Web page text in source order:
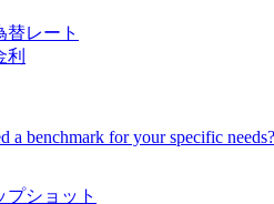
替レート
利
a benchmark for your specific needs?
プショット